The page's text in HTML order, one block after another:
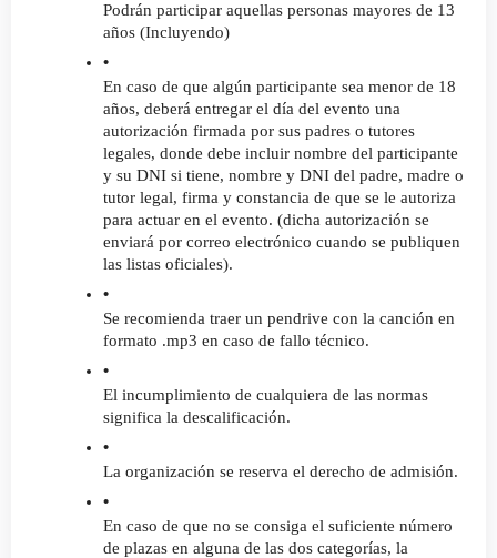
Podrán participar aquellas personas mayores de 13
años (Incluyendo)
En caso de que algún participante sea menor de 18
años, deberá entregar el día del evento una
autorización firmada por sus padres o tutores
legales, donde debe incluir nombre del participante
y su DNI si tiene, nombre y DNI del padre, madre o
tutor legal, firma y constancia de que se le autoriza
para actuar en el evento. (dicha autorización se
enviará por correo electrónico cuando se publiquen
las listas oficiales).
Se recomienda traer un pendrive con la canción en
formato .mp3 en caso de fallo técnico.
El incumplimiento de cualquiera de las normas
significa la descalificación.
La organización se reserva el derecho de admisión.
En caso de que no se consiga el suficiente número
de plazas en alguna de las dos categorías, la